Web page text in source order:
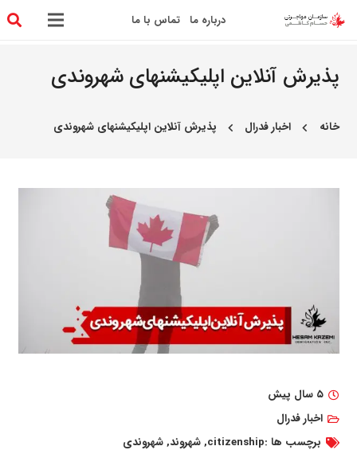
درباره ما تماس با ما
پذیرش آنلاین اپلیکیشنهای شهروندی
خانه chevron_left اخبار فدرال chevron_left پذیرش آنلاین اپلیکیشنهای شهروندی
۵ سال پیش
اخبار فدرال
برچسب ها :citizenship
,شهروند,شهروندی